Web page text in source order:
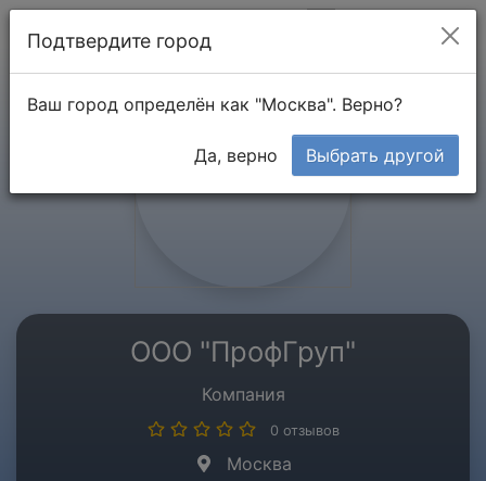
ООО "ПрофГруп"
Компания
0 отзывов
Москва
Подтвердите город
Ваш город определён как "Москва". Верно?
Да, верно Выбрать другой